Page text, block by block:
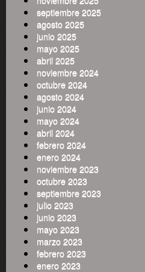
septiembre 2025
agosto 2025
junio 2025
mayo 2025
abril 2025
noviembre 2024
octubre 2024
agosto 2024
junio 2024
mayo 2024
abril 2024
febrero 2024
enero 2024
noviembre 2023
octubre 2023
septiembre 2023
julio 2023
junio 2023
mayo 2023
marzo 2023
febrero 2023
enero 2023